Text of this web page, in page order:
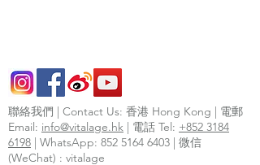
聯絡我們 | Contact Us: 香港 Hong Kong | 電郵
Email: info@vitalage.hk | 電話 Tel: +852 3184
6198 | WhatsApp: 852 5164 6403 | 微信
(WeChat) : vitalage